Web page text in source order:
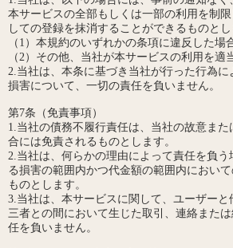
本サービスの全部もしくは一部の利用を制
しての登録を抹消することができるものとし
（1）本規約のいずれかの条項に違反した場
（2）その他、当社が本サービスの利用を適
2.当社は、本条に基づき当社が行った行為に
損害について、一切の責任を負いません。
第7条（免責事項）
1.当社の債務不履行責任は、当社の故意ま
合には免責されるものとします。
2.当社は、何らかの理由によって責任を負う
る損害の範囲内かつ代金額の範囲内におい
ものとします。
3.当社は、本サービスに関して、ユーザー
三者との間において生じた取引、連絡また
任を負いません。